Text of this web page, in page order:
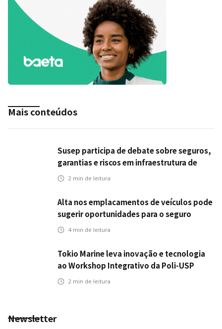
Mais conteúdos
Susep participa de debate sobre seguros,
garantias e riscos em infraestrutura de
transportes
2 min de leitura
Alta nos emplacamentos de veículos pode
sugerir oportunidades para o seguro
automotivo
4 min de leitura
Tokio Marine leva inovação e tecnologia
ao Workshop Integrativo da Poli-USP
2 min de leitura
Newsletter